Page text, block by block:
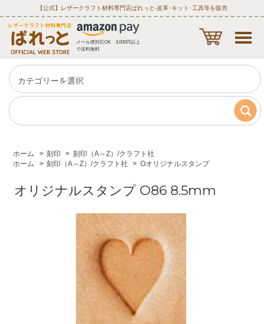
【公式】レザークラフト材料専門店ぱれっと‐皮革･キット･工具等を販売
メール便対応OK 3,000円以上
で送料無料
ホーム > 刻印 > 刻印（A～Z）/クラフト社
ホーム
> 刻印（A～Z）/クラフト社 > Oオリジナルスタンプ
オリジナルスタンプ O86 8.5mm